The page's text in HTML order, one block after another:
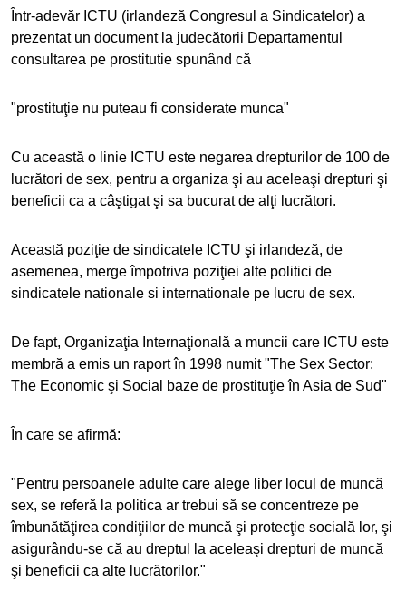
Într-adevăr ICTU (irlandeză Congresul a Sindicatelor) a
prezentat un document la judecătorii Departamentul
consultarea pe prostitutie spunând că
"prostituţie nu puteau fi considerate munca"
Cu această o linie ICTU este negarea drepturilor de 100 de
lucrători de sex, pentru a organiza şi au aceleaşi drepturi şi
beneficii ca a câştigat şi sa bucurat de alţi lucrători.
Această poziţie de sindicatele ICTU şi irlandeză, de
asemenea, merge împotriva poziţiei alte politici de
sindicatele nationale si internationale pe lucru de sex.
De fapt, Organizaţia Internaţională a muncii care ICTU este
membră a emis un raport în 1998 numit "The Sex Sector:
The Economic şi Social baze de prostituţie în Asia de Sud"
În care se afirmă:
"Pentru persoanele adulte care alege liber locul de muncă
sex, se referă la politica ar trebui să se concentreze pe
îmbunătăţirea condiţiilor de muncă şi protecţie socială lor, şi
asigurându-se că au dreptul la aceleaşi drepturi de muncă
şi beneficii ca alte lucrătorilor."